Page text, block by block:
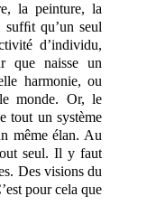
la peinture, la
qu’un seul
d’individu,
que naisse un
harmonie, ou
monde. Or, le
tout un système
même élan. Au
seul. Il y faut
Des visions du
pour cela que